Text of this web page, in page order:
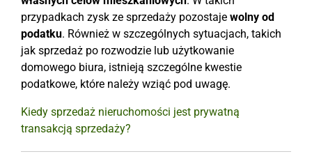
przypadkach zysk ze sprzedaży pozostaje wolny od
podatku. Również w szczególnych sytuacjach, takich
jak sprzedaż po rozwodzie lub użytkowanie
domowego biura, istnieją szczególne kwestie
podatkowe, które należy wziąć pod uwagę.
Kiedy sprzedaż nieruchomości jest prywatną
transakcją sprzedaży?